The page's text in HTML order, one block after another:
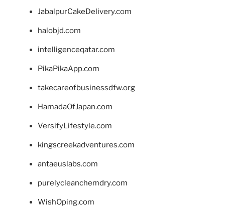
JabalpurCakeDelivery.com
halobjd.com
intelligenceqatar.com
PikaPikaApp.com
takecareofbusinessdfw.org
HamadaOfJapan.com
VersifyLifestyle.com
kingscreekadventures.com
antaeuslabs.com
purelycleanchemdry.com
WishOping.com